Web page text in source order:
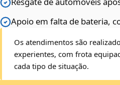
Apoio em falta de bateria,
Os atendimentos são
experientes, com frota
cada tipo de situação.